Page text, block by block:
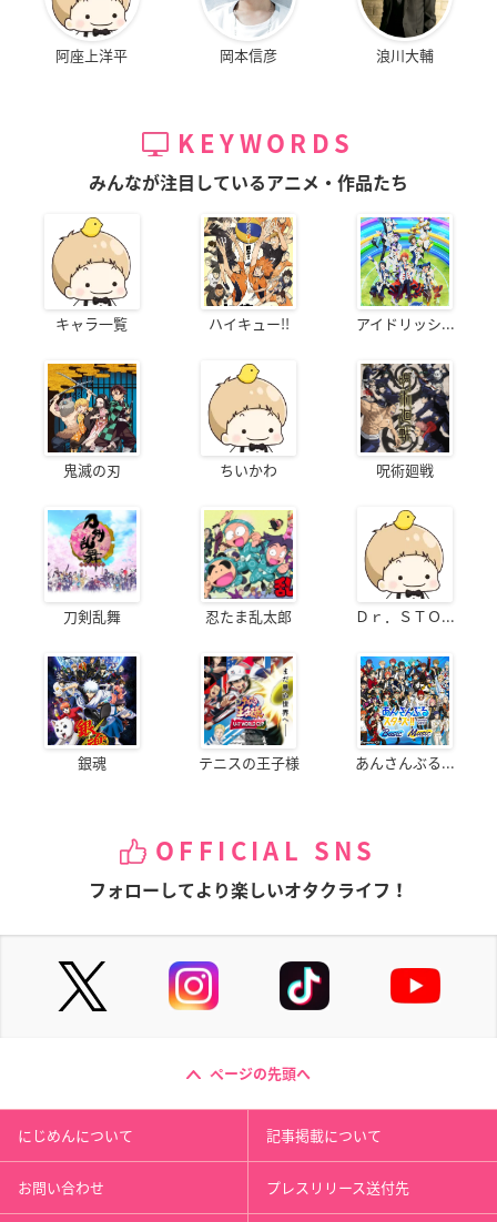
阿座上洋平 岡本信彦 浪川大輔
KEYWORDS
みんなが注目しているアニメ・作品たち
キャラ一覧 ハイキュー!! アイドリッシ...
鬼滅の刃 ちいかわ 呪術廻戦
刀剣乱舞 忍たま乱太郎 Ｄｒ．ＳＴＯ...
銀魂 テニスの王子様 あんさんぶる...
OFFICIAL SNS
フォローしてより楽しいオタクライフ！
ページの先頭へ
にじめんについて 記事掲載について
お問い合わせ プレスリリース送付先